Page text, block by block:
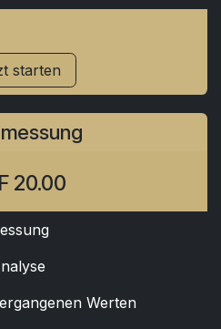
starten
20.00
Werten